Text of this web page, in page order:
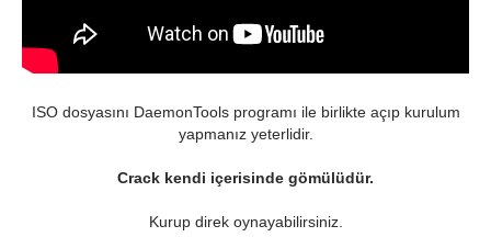
ISO dosyasını DaemonTools programı ile birlikte açıp kurulum
yapmanız yeterlidir.
Crack kendi içerisinde gömülüdür.
Kurup direk oynayabilirsiniz.